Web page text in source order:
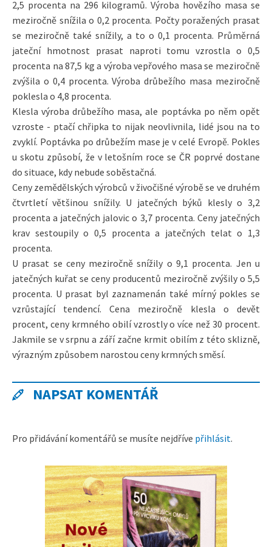
2,5 procenta na 296 kilogramů. Výroba hovězího masa se
meziročně snížila o 0,2 procenta. Počty poražených prasat
se meziročně také snížily, a to o 0,1 procenta. Průměrná
jateční hmotnost prasat naproti tomu vzrostla o 0,5
procenta na 87,5 kg a výroba vepřového masa se meziročně
zvýšila o 0,4 procenta. Výroba drůbežího masa meziročně
poklesla o 4,8 procenta.
Klesla výroba drůbežího masa, ale poptávka po něm opět
vzroste - ptačí chřipka to nijak neovlivnila, lidé jsou na to
zvyklí. Poptávka po drůbežím mase je v celé Evropě. Pokles
u skotu způsobí, že v letošním roce se ČR poprvé dostane
do situace, kdy nebude soběstačná.
Ceny zemědělských výrobců v živočišné výrobě se ve druhém
čtvrtletí většinou snížily. U jatečných býků klesly o 3,2
procenta a jatečných jalovic o 3,7 procenta. Ceny jatečných
krav sestoupily o 0,5 procenta a jatečných telat o 1,3
procenta.
U prasat se ceny meziročně snížily o 9,1 procenta. Jen u
jatečných kuřat se ceny producentů meziročně zvýšily o 5,5
procenta. U prasat byl zaznamenán také mírný pokles se
vzrůstající tendencí. Cena meziročně klesla o devět
procent, ceny krmného obilí vzrostly o více než 30 procent.
Jakmile se v srpnu a září začne krmit obilím z této sklizně,
výrazným způsobem narostou ceny krmných směsí.
NAPSAT KOMENTÁŘ
Pro přidávání komentářů se musíte nejdříve přihlásit.